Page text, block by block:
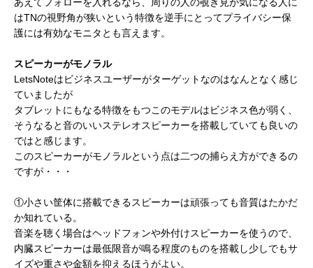
はTNの視野角が狭いという特徴を逆手にとってプライバシー保
護には有効なモニタとも言えます。
スピーカーがモノラル
LetsNoteはビジネスユーザーがターゲットなのはなんとなく感じ
ていましたが
タブレットにもなる特徴をもつこのモデルはビジネス色が弱く、
そうなると音のいいステレオスピーカーを搭載していても良いの
ではと感じます。
このスピーカーがモノラルという点は二つの捕らえ方ができるの
ですが・・・
①小さい筐体に搭載できるスピーカーは頑張っても音質はたかだ
か知れている。
音楽を聴く場合はヘッドフォンや外付けスピーカーを使うので、
内臓スピーカーは最低限音が鳴る程度のものを搭載し少しでもサ
イズや重さや金額を抑えるほうがよい。